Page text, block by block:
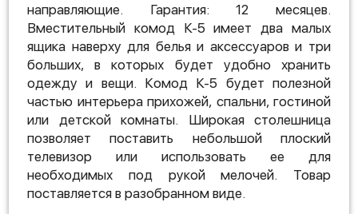
направляющие. Гарантия: 12 месяцев.
Вместительный комод К-5 имеет два малых
ящика наверху для белья и аксессуаров и три
больших, в которых будет удобно хранить
одежду и вещи. Комод К-5 будет полезной
частью интерьера прихожей, спальни, гостиной
или детской комнаты. Широкая столешница
позволяет поставить небольшой плоский
телевизор или использовать ее для
необходимых под рукой мелочей. Товар
поставляется в разобранном виде.